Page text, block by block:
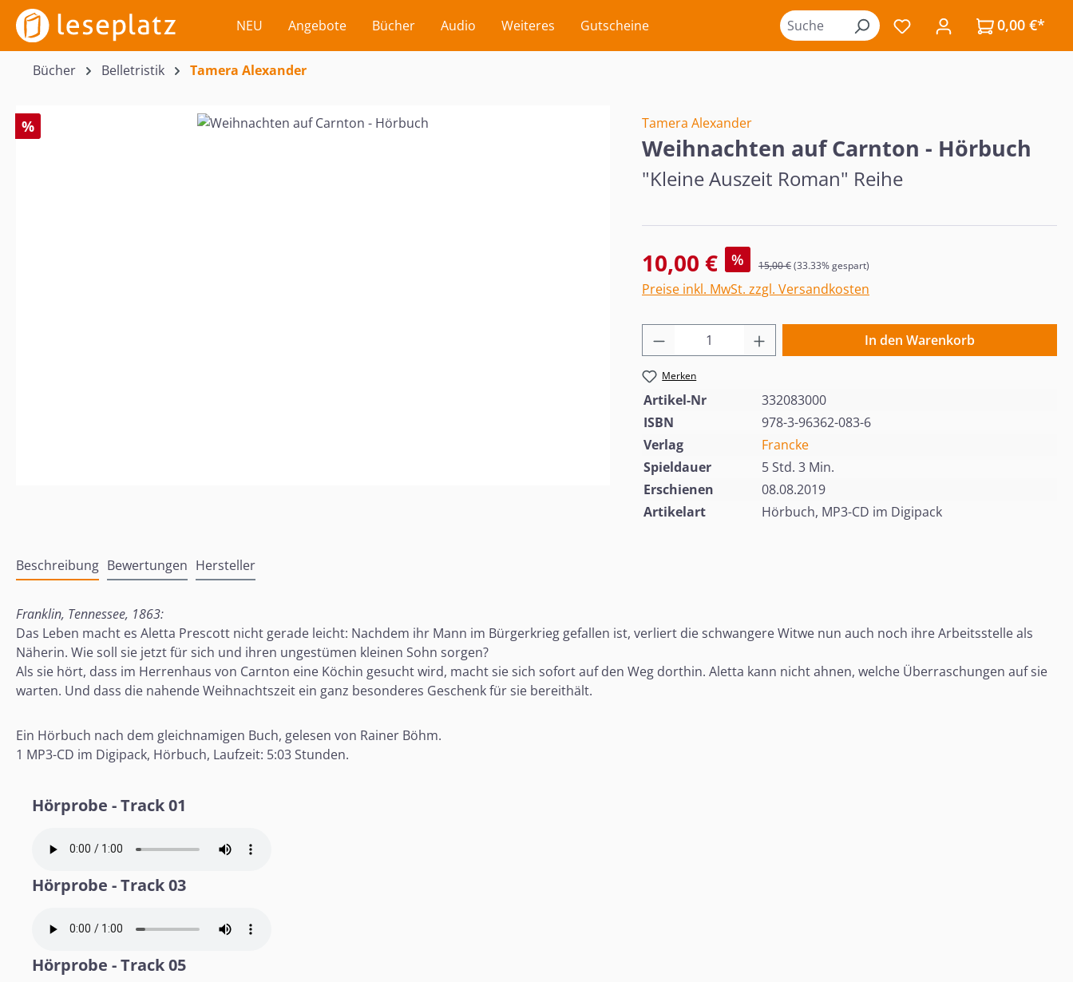
Hauptinhalt springen
Zur Suche springen
Zur Hauptnavigation springen NEU Angebote Bücher Audio Weiteres Gutscheine Du hast 0 Produkte auf
0,00 €*
Bücher Belletristik Tamera Alexander
%
Bildergalerie überspringen Tamera Alexander
Weihnachten auf Carnton - Hörbuch
"Kleine Auszeit Roman" Reihe
Verkaufspreis:
10,00 € % Regulärer Preis:
15,00 €(33.33% gespart)
Preise inkl. MwSt. zzgl. Versandkosten
Produkt Anzahl: Gib den gewünschten Wert
In den Warenkorb
Merken
Artikel-Nr
332083000
ISBN
978-3-96362-083-6
Verlag
Francke
Spieldauer
5 Std. 3 Min.
Erschienen
08.08.2019
Artikelart
Hörbuch, MP3-CD im Digipack
Beschreibung Bewertungen Hersteller
Franklin, Tennessee, 1863:
Das Leben macht es Aletta Prescott nicht gerade leicht: Nachdem ihr Mann im Bürgerkrieg gefallen ist, verliert die schwangere Witwe nun auch noch ihre Arbeitsstelle als
Näherin. Wie soll sie jetzt für sich und ihren ungestümen kleinen Sohn sorgen?
Als sie hört, dass im Herrenhaus von Carnton eine Köchin gesucht wird, macht sie sich sofort auf den Weg dorthin. Aletta kann nicht ahnen, welche Überraschungen auf sie
warten. Und dass die nahende Weihnachtszeit ein ganz besonderes Geschenk für sie bereithält.
Ein Hörbuch nach dem gleichnamigen Buch, gelesen von Rainer Böhm.
1 MP3-CD im Digipack, Hörbuch, Laufzeit: 5:03 Stunden.
Hörprobe - Track 01
Hörprobe - Track 03
Hörprobe - Track 05